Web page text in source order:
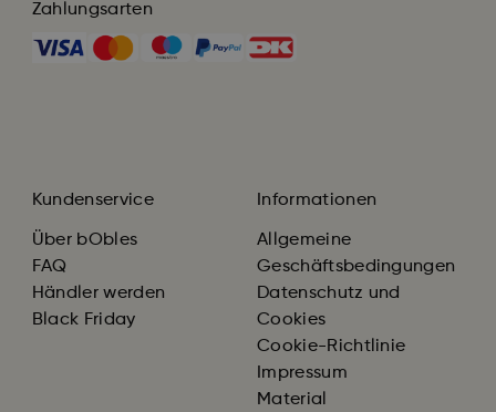
Zahlungsarten
Kundenservice
Über bObles
FAQ
Händler werden
Black Friday
Informationen
Allgemeine
Geschäftsbedingungen
Datenschutz und
Cookies
Cookie-Richtlinie
Impressum
Material